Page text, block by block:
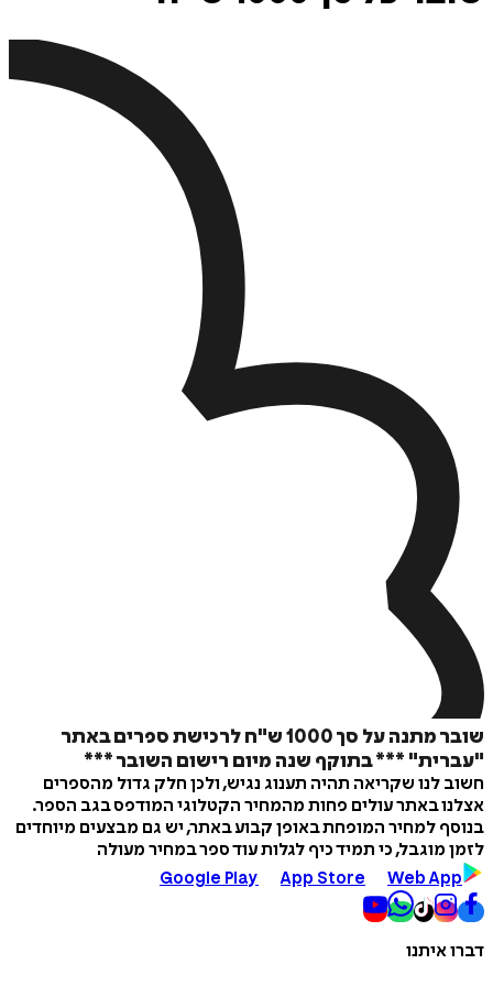
איזה פורמט בא לך?
דיגיטלי
₪1000
שובר מתנה על סך 1000 ש"ח לרכישת ספרים באתר
*** בתוקף שנה מיום רישום השובר ***
לנו שקריאה תהיה תענוג נגיש, ולכן חלק גדול מהספרים
באתר עולים פחות מהמחיר הקטלוגי המודפס בגב הספר.
למחיר המופחת באופן קבוע באתר, יש גם מבצעים מיוחדים
מוגבל, כי תמיד כיף לגלות עוד ספר במחיר מעולה
Google Play
App Store Web